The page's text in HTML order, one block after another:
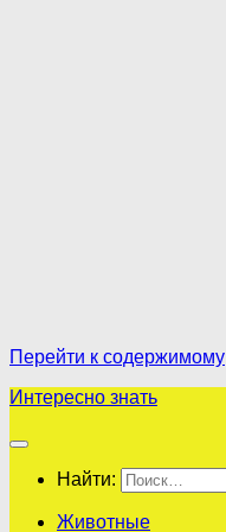
Перейти к содержимому
Интересно знать
Найти:
Животные